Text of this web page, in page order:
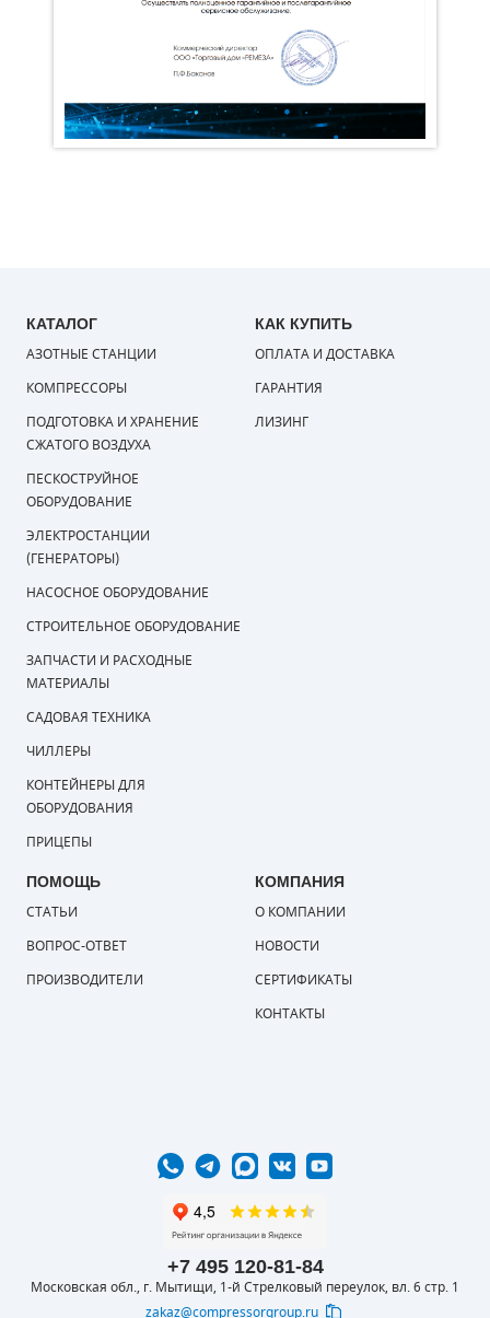
+7 495 120-81-84
Московская обл., г. Мытищи, 1-й Стрелковый переулок, вл. 6 стр. 1
zakaz@compressorgroup.ru
КАТАЛОГ
АЗОТНЫЕ СТАНЦИИ
КОМПРЕССОРЫ
ПОДГОТОВКА И ХРАНЕНИЕ
СЖАТОГО ВОЗДУХА
ПЕСКОСТРУЙНОЕ
ОБОРУДОВАНИЕ
ЭЛЕКТРОСТАНЦИИ
(ГЕНЕРАТОРЫ)
НАСОСНОЕ ОБОРУДОВАНИЕ
СТРОИТЕЛЬНОЕ ОБОРУДОВАНИЕ
ЗАПЧАСТИ И РАСХОДНЫЕ
МАТЕРИАЛЫ
САДОВАЯ ТЕХНИКА
ЧИЛЛЕРЫ
КОНТЕЙНЕРЫ ДЛЯ
ОБОРУДОВАНИЯ
ПРИЦЕПЫ
КАК КУПИТЬ
ОПЛАТА И ДОСТАВКА
ГАРАНТИЯ
ЛИЗИНГ
ПОМОЩЬ
СТАТЬИ
ВОПРОС-ОТВЕТ
ПРОИЗВОДИТЕЛИ
КОМПАНИЯ
О КОМПАНИИ
НОВОСТИ
СЕРТИФИКАТЫ
КОНТАКТЫ